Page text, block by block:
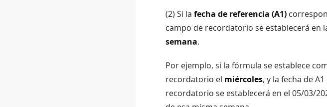
(2) Si la fecha de referencia (A1)
campo de recordatorio se establecerá en
semana.
Por ejemplo, si la fórmula se establece
recordatorio el miércoles, y la fecha de
recordatorio se establecerá en el 05/03/